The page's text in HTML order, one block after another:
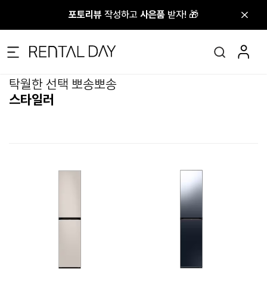
포토리뷰 작성하고 사은품 받자! 🎁
포토리뷰 작성하고 사은품 받자! 🎁
탁월한 선택 뽀송뽀송
스타일러